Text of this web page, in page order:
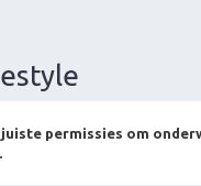
permissies om